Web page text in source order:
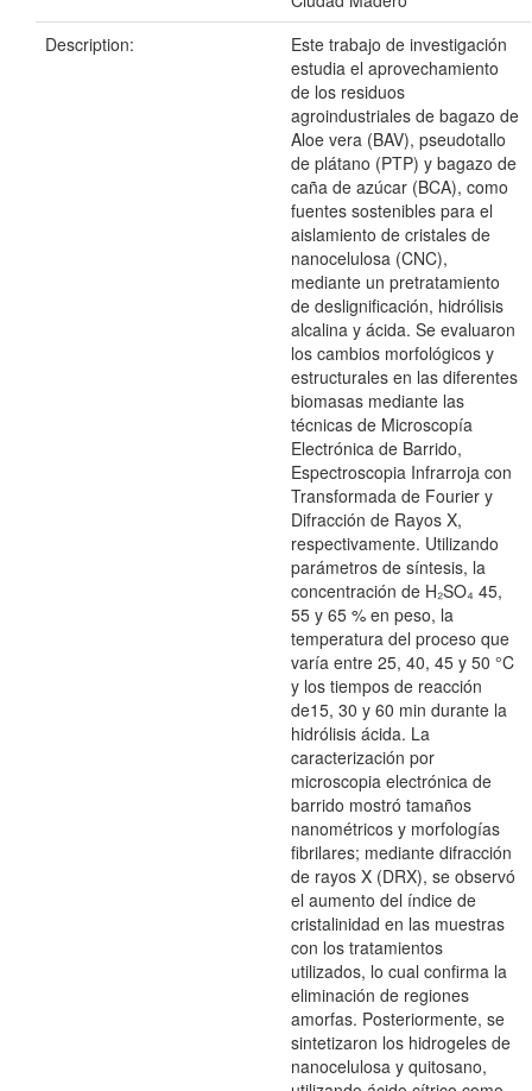
Description:
Este trabajo de investigación
estudia el aprovechamiento
de los residuos
agroindustriales de bagazo de
Aloe vera (BAV), pseudotallo
de plátano (PTP) y bagazo de
caña de azúcar (BCA), como
fuentes sostenibles para el
aislamiento de cristales de
nanocelulosa (CNC),
mediante un pretratamiento
de deslignificación, hidrólisis
alcalina y ácida. Se evaluaron
los cambios morfológicos y
estructurales en las diferentes
biomasas mediante las
técnicas de Microscopía
Electrónica de Barrido,
Espectroscopia Infrarroja con
Transformada de Fourier y
Difracción de Rayos X,
respectivamente. Utilizando
parámetros de síntesis, la
concentración de H₂SO₄ 45,
55 y 65 % en peso, la
temperatura del proceso que
varía entre 25, 40, 45 y 50 °C
y los tiempos de reacción
de15, 30 y 60 min durante la
hidrólisis ácida. La
caracterización por
microscopia electrónica de
barrido mostró tamaños
nanométricos y morfologías
fibrilares; mediante difracción
de rayos X (DRX), se observó
el aumento del índice de
cristalinidad en las muestras
con los tratamientos
utilizados, lo cual confirma la
eliminación de regiones
amorfas. Posteriormente, se
sintetizaron los hidrogeles de
nanocelulosa y quitosano,